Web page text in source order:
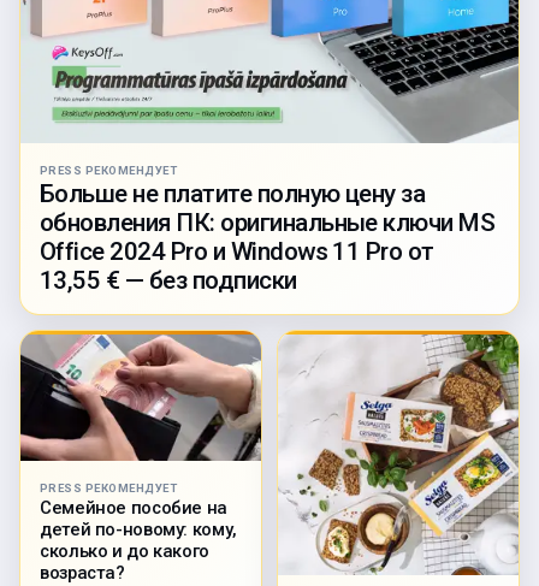
PRESS РЕКОМЕНДУЕТ
Больше не платите полную цену за
обновления ПК: оригинальные ключи MS
Office 2024 Pro и Windows 11 Pro от
13,55 € — без подписки
PRESS РЕКОМЕНДУЕТ
Семейное пособие на
детей по-новому: кому,
сколько и до какого
возраста?